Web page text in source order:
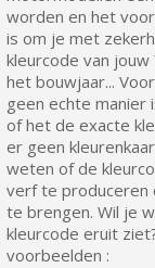
worden en het
is om je met
kleurcode van jouw
het bouwjaar...
geen echte manier
of het de exacte
er geen
weten of de
verf te produceren
te brengen. Wil je
kleurcode eruit
voorbeelden :